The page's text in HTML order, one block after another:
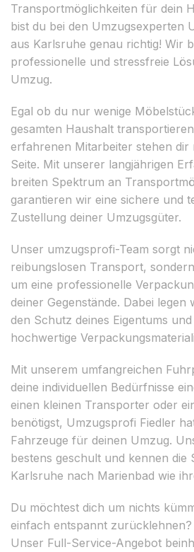
Transportmöglichkeiten für dein
bist du bei den Umzugsexperten
aus Karlsruhe genau richtig! Wir
professionelle und stressfreie
Umzug.
Egal ob du nur wenige
gesamten Haushalt
erfahrenen Mitarbeiter stehen dir
Seite. Mit unserer langjährigen
breiten Spektrum an
garantieren wir eine sichere und
Zustellung deiner Umzugsgüter.
Unser umzugsprofi-Team sorgt
reibungslosen Transport,
um eine professionelle
deiner Gegenstände. Dabei
den Schutz deines Eigentums
hochwertige
Mit unserem umfangreichen
deine individuellen Bedürfnisse
einen kleinen Transporter oder
benötigst, Umzugsprofi Fiedler
Fahrzeuge für deinen Umzug.
bestens geschult und kennen die
Karlsruhe nach Marienbad wie
Du möchtest dich um nichts
einfach entspannt zurücklehnen?
Unser Full-Service-Angebot